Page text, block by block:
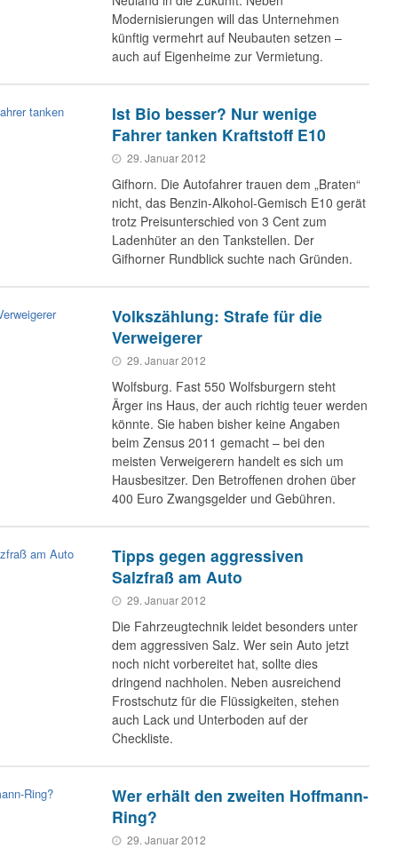
Modernisierungen will das Unternehmen
künftig vermehrt auf Neubauten setzen –
auch auf Eigenheime zur Vermietung.
Ist Bio besser? Nur wenige
Fahrer tanken Kraftstoff E10
29. Januar 2012
Gifhorn. Die Autofahrer trauen dem „Braten“
nicht, das Benzin-Alkohol-Gemisch E10 gerät
trotz Preisunterschied von 3 Cent zum
Ladenhüter an den Tankstellen. Der
Gifhorner Rundblick suchte nach Gründen.
Volkszählung: Strafe für die
Verweigerer
29. Januar 2012
Wolfsburg. Fast 550 Wolfsburgern steht
Ärger ins Haus, der auch richtig teuer werden
könnte. Sie haben bisher keine Angaben
beim Zensus 2011 gemacht – bei den
meisten Verweigerern handelt es sich um
Hausbesitzer. Den Betroffenen drohen über
400 Euro Zwangsgelder und Gebühren.
Tipps gegen aggressiven
Salzfraß am Auto
29. Januar 2012
Die Fahrzeugtechnik leidet besonders unter
dem aggressiven Salz. Wer sein Auto jetzt
noch nicht vorbereitet hat, sollte dies
dringend nachholen. Neben ausreichend
Frostschutz für die Flüssigkeiten, stehen
auch Lack und Unterboden auf der
Checkliste.
Wer erhält den zweiten Hoffmann-
Ring?
29. Januar 2012